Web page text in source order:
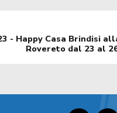
- Happy Casa Brindisi
Rovereto dal 23 al